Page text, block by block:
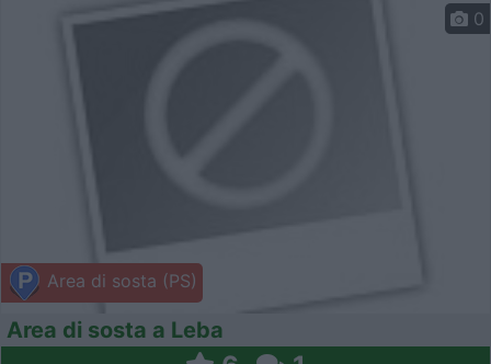
Area di sosta (PS)
0
Area di sosta a Leba